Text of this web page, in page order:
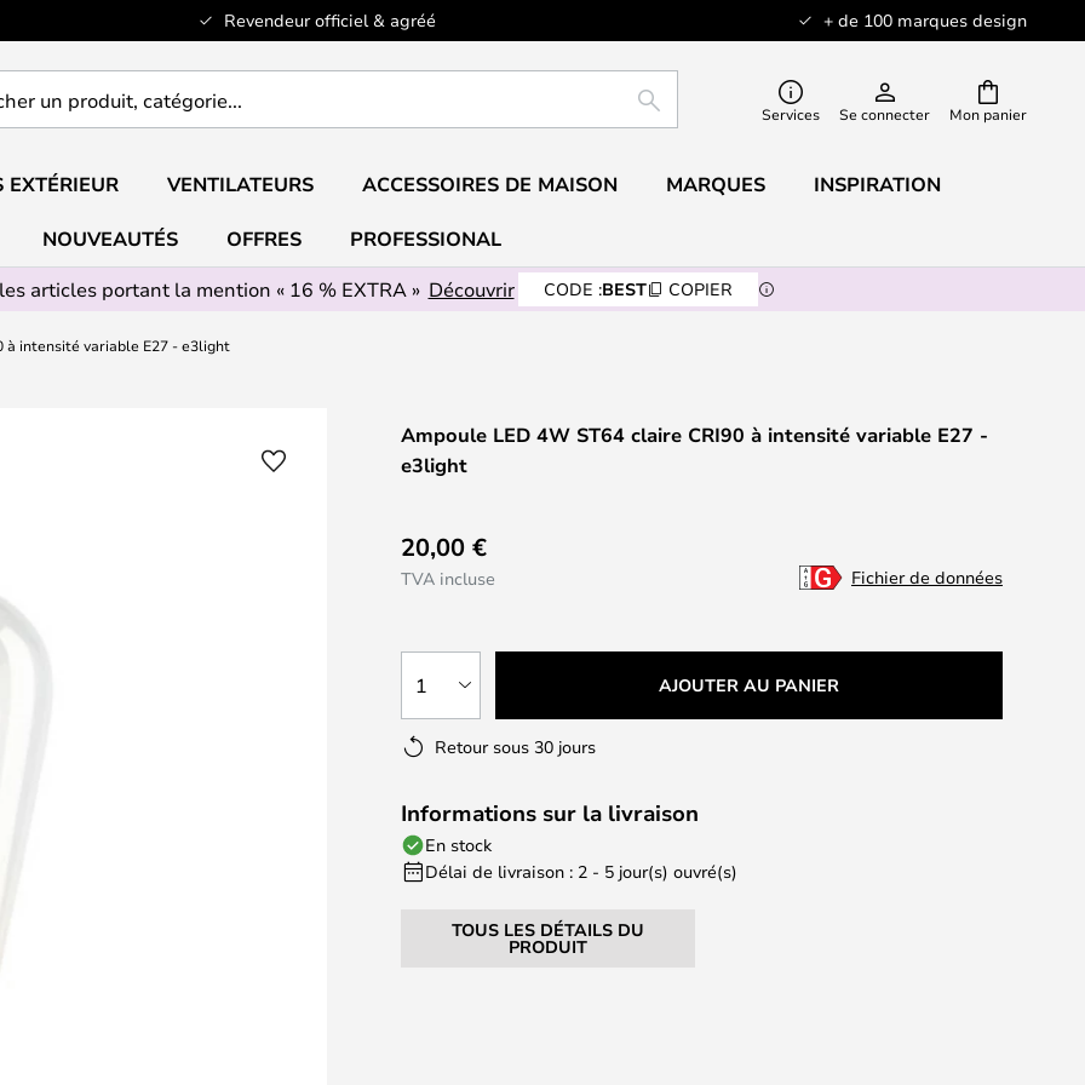
Revendeur officiel & agréé + de 100 marques design
Mon panier
RECHERCHERServices Se connecter
EXTÉRIEUR VENTILATEURS ACCESSOIRES DE MAISON MARQUES INSPIRATION
NOUVEAUTÉS OFFRES
PROFESSIONAL
articles portant la mention « 16 % EXTRA » Découvrir CODE :BEST COPIER
à intensité variable E27 - e3light
Ampoule LED 4W ST64 claire CRI90 à intensité variable E27 -
e3light
20,00 €
TVA incluse Fichier de données
1 AJOUTER AU PANIER
Retour sous 30 jours
Informations sur la livraison
En stock
Délai de livraison : 2 - 5 jour(s) ouvré(s)
TOUS LES DÉTAILS DU
PRODUIT